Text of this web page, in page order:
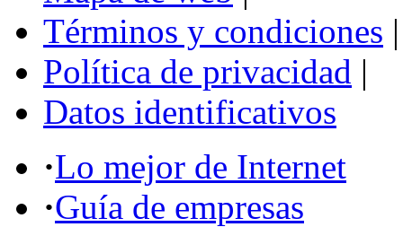
Términos y condiciones |
Política de privacidad |
Datos identificativos
·Lo mejor de Internet
·Guía de empresas